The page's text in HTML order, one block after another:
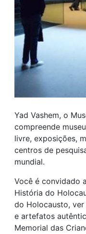
Yad Vashem, o
compreende
livre, exposições,
centros de
mundial.
Você é convidado
História do
do Holocausto,
e artefatos
Memorial das